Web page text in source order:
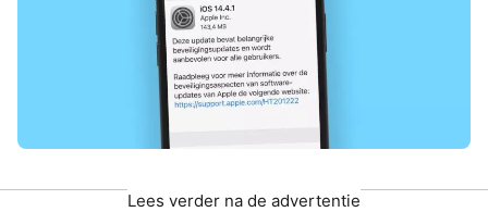
Lees verder na de advertentie